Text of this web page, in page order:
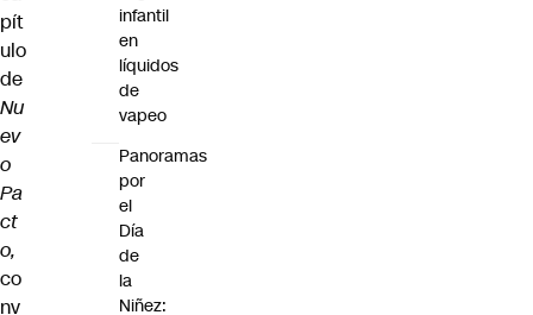
pít
ulo
de
Nu
ev
o
Pa
ct
o,
co
nv
infantil
en
líquidos
de
vapeo
Panoramas
por
el
Día
de
la
Niñez: